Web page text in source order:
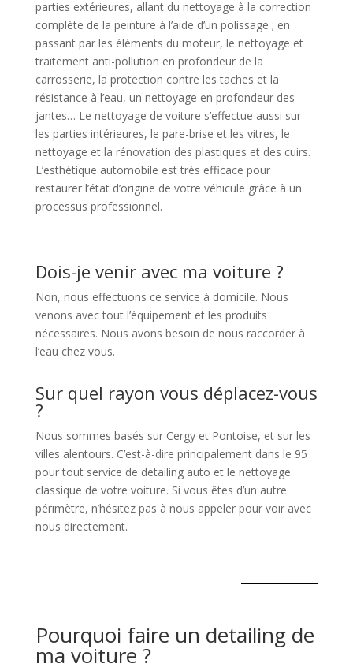
parties extérieures, allant du nettoyage à la correction
complète de la peinture à l’aide d’un polissage ; en
passant par les éléments du moteur, le nettoyage et
traitement anti-pollution en profondeur de la
carrosserie, la protection contre les taches et la
résistance à l’eau, un nettoyage en profondeur des
jantes… Le nettoyage de voiture s’effectue aussi sur
les parties intérieures, le pare-brise et les vitres, le
nettoyage et la rénovation des plastiques et des cuirs.
L’esthétique automobile est très efficace pour
restaurer l’état d’origine de votre véhicule grâce à un
processus professionnel.
Dois-je venir avec ma voiture ?
Non, nous effectuons ce service à domicile. Nous
venons avec tout l’équipement et les produits
nécessaires. Nous avons besoin de nous raccorder à
l’eau chez vous.
Sur quel rayon vous déplacez-vous
?
Nous sommes basés sur Cergy et Pontoise, et sur les
villes alentours. C’est-à-dire principalement dans le 95
pour tout service de detailing auto et le nettoyage
classique de votre voiture. Si vous êtes d’un autre
périmètre, n’hésitez pas à nous appeler pour voir avec
nous directement.
Pourquoi faire un detailing de
ma voiture ?